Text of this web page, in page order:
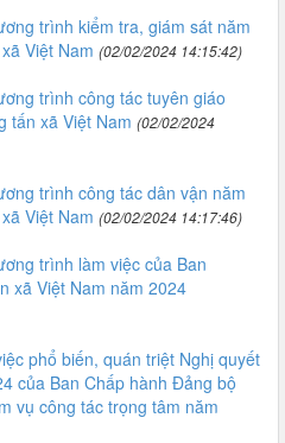
trình kiểm tra, giám sát năm
Việt Nam (02/02/2024 14:15:42)
trình công tác tuyên giáo
tấn xã Việt Nam (02/02/2024
trình công tác dân vận năm
Việt Nam (02/02/2024 14:17:46)
trình làm việc của Ban
xã Việt Nam năm 2024
phổ biến, quán triệt Nghị quyết
của Ban Chấp hành Đảng bộ
vụ công tác trọng tâm năm